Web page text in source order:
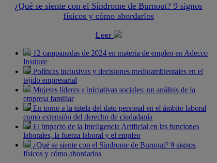
¿Qué se siente con el Síndrome de Burnout? 9 signos
físicos y cómo abordarlos
Leer
12 campanadas de 2024 en materia de empleo en Adecco
Institute
Políticas inclusivas y decisiones medioambientales en el
tejido empresarial
Mujeres líderes e iniciativas sociales: un análisis de la
empresa familiar
En torno a la tutela del dato personal en el ámbito laboral
como extensión del derecho de ciudadanía
El impacto de la Inteligencia Artificial en las funciones
laborales, la fuerza laboral y el empleo
¿Qué se siente con el Síndrome de Burnout? 9 signos
físicos y cómo abordarlos